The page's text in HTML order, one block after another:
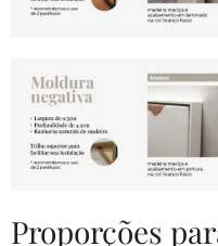
Proporções